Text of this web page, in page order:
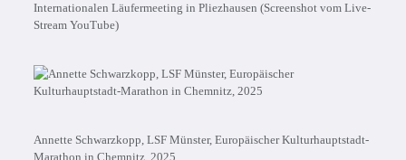
Internationalen Läufermeeting in Pliezhausen (Screenshot vom Live-
Stream YouTube)
Annette Schwarzkopp, LSF Münster, Europäischer Kulturhauptstadt-
Marathon in Chemnitz, 2025